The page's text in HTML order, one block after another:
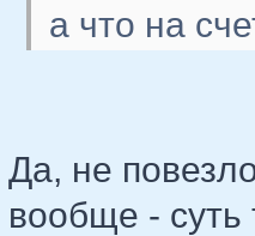
а что на
Да, не
вообще - суть